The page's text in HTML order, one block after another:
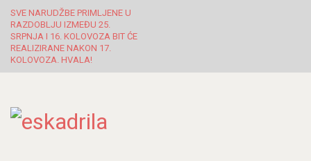
SVE NARUDŽBE PRIMLJENE U
RAZDOBLJU IZMEĐU 25.
SRPNJA I 16. KOLOVOZA BIT ĆE
REALIZIRANE NAKON 17.
KOLOVOZA. HVALA!